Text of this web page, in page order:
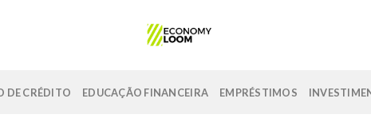
DE CRÉDITO EDUCAÇÃO FINANCEIRA EMPRÉSTIMOS